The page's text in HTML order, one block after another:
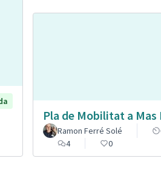
Pla de Mobilitat a Mas
Ramon Ferré Solé
4
0